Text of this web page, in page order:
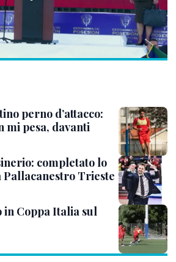
perno d’attacco:
mi pesa, davanti
completato lo
Pallacanestro Trieste
Coppa Italia sul